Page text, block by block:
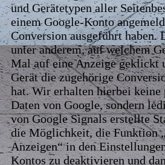
und Gerätetypen aller
einem Google-Konto
Conversion ausgeführt haben.
unter anderem, auf welchem
Mal auf eine Anzeige geklickt
Gerät die zugehörige
hat. Wir erhalten hierbei keine
Daten von Google, sondern
von Google Signals erstellte
die Möglichkeit, die Funktion
Anzeigen“ in den
Kontos zu deaktivieren und